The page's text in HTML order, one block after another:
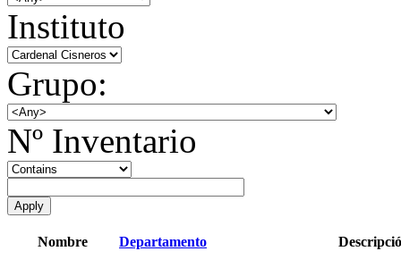
Instituto
Grupo:
Nº Inventario
Nombre Departamento